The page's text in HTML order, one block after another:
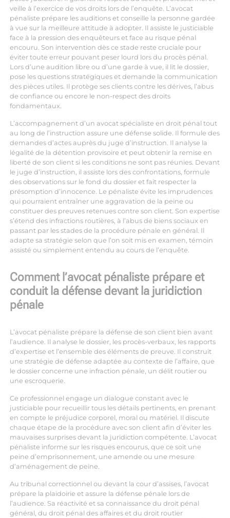
veille à l’exercice de vos droits lors de l’enquête. L’avocat
pénaliste prépare les auditions et conseille la personne gardée
à vue sur la meilleure attitude à adopter. Il assiste le justiciable
face à la pression des enquêteurs et face au risque pénal
encouru. Son intervention dès ce stade reste cruciale pour
éviter toute erreur pouvant peser lourd lors du procès pénal.
Lors d’une audition libre ou d’une garde à vue, il lit le dossier,
pose les questions stratégiques et demande la communication
des pièces utiles. Il protège ses clients contre les dérives, l’abus
de confiance ou encore le non-respect des droits
fondamentaux.
L’accompagnement d’un avocat spécialiste en droit pénal tout
au long de l’instruction assure une défense solide. Il formule des
demandes d’actes auprès du juge d’instruction. Il analyse la
légalité de la détention provisoire et peut obtenir la remise en
liberté de son client si les conditions ne sont pas réunies. Devant
le juge d’instruction, il assiste lors des confrontations, formule
des observations sur le fond du dossier et fait respecter la
présomption d’innocence. Le pénaliste évite les imprudences
qui pourraient entraîner une aggravation de la peine ou
constituer des preuves retenues contre son client. Son expertise
s’étend des infractions routières, à l’abus de biens sociaux en
passant par les stades de la procédure pénale en général. Il
adapte sa stratégie selon que l’on soit mis en examen, témoin
assisté ou simplement entendu au cours de l’enquête.
Comment l’avocat pénaliste prépare et
conduit la défense devant la juridiction
pénale
L’avocat pénaliste prépare la défense de son client bien avant
l’audience. Il analyse le dossier, les procès-verbaux, les rapports
d’expertise et l’ensemble des éléments de preuve. Il construit
une stratégie de défense adaptée au contexte de l’affaire, que
le dossier concerne une infraction pénale, un délit routier ou
une escroquerie.
Ce professionnel engage un dialogue constant avec le
justiciable pour recueillir tous les détails pertinents, en prenant
en compte le préjudice corporel, moral ou matériel. Il discute
chaque étape de la procédure avec son client afin d’éviter les
mauvaises surprises devant la juridiction compétente. L’avocat
pénaliste informe sur les risques encourus, que ce soit une
peine d’emprisonnement, une amende ou une mesure
d’aménagement de peine.
Au tribunal correctionnel ou devant la cour d’assises, l’avocat
prépare la plaidoirie et assure la défense pénale lors de
l’audience. Sa réactivité et sa connaissance du droit pénal
général, du droit pénal des affaires et du droit routier